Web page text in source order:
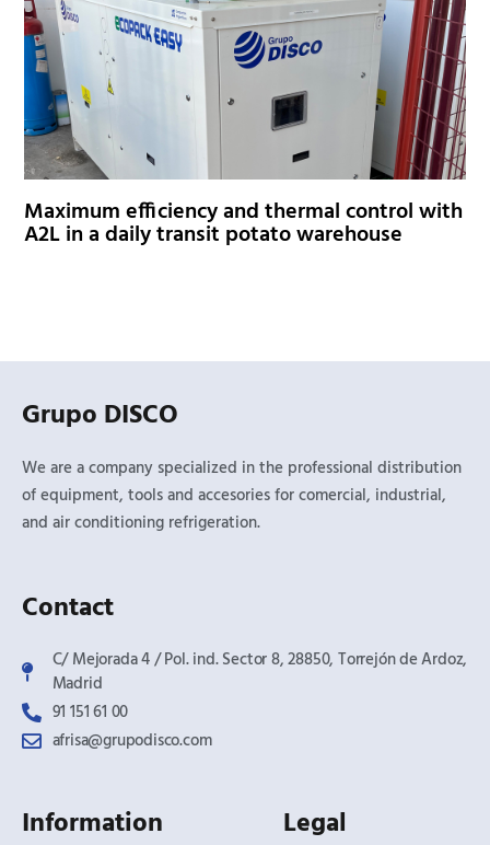
Maximum efficiency and thermal control with
A2L in a daily transit potato warehouse
Grupo DISCO
We are a company specialized in the professional distribution
of equipment, tools and accesories for comercial, industrial,
and air conditioning refrigeration.
Contact
C/ Mejorada 4 / Pol. ind. Sector 8, 28850, Torrejón de Ardoz,
Madrid​
91 151 61 00
afrisa@grupodisco.com
Information Legal